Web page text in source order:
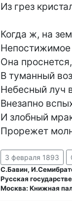
Из грез
Когда ж, на
Непостижимое
Она
В туманный
Небесный луч
Внезапно
И злобный
Прорежет
3 февраля 1893
С.Бавин,
Русская
Москва: Книжная